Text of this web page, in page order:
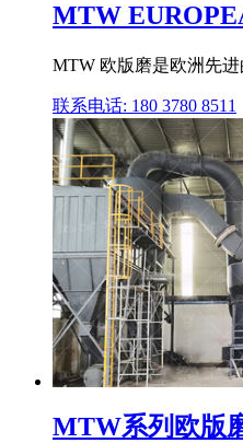
MTW
MTW 欧版磨是欧洲先
联系电话: 180 3780 8511
MTW系列欧版